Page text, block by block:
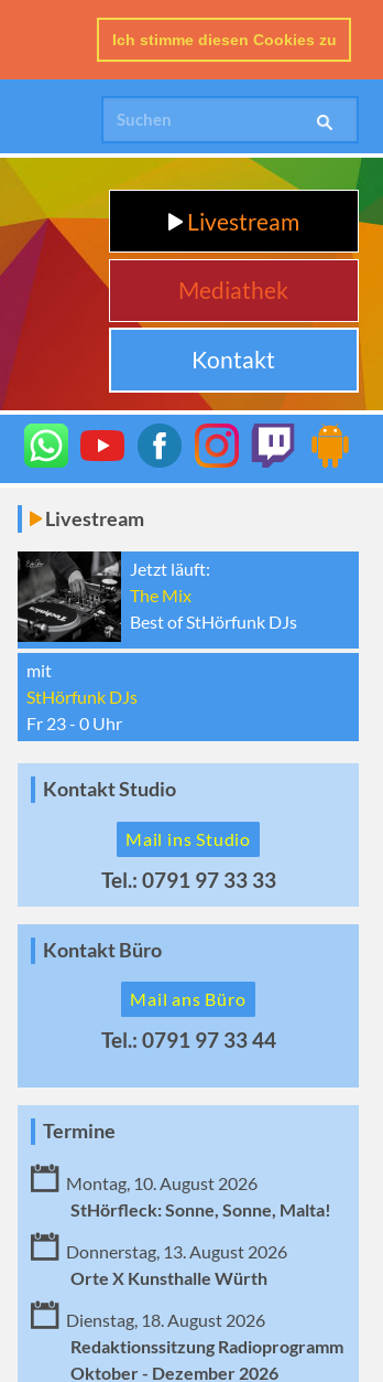
Ich stimme diesen Cookies zu
Livestream
Mediathek
Kontakt
Livestream
Jetzt läuft:
The Mix
Best of StHörfunk DJs
mit
StHörfunk DJs
Fr 23 - 0 Uhr
Kontakt Studio
Mail ins Studio
Tel.: 0791 97 33 33
Kontakt Büro
Mail ans Büro
Tel.: 0791 97 33 44
Termine
Montag, 10. August 2026
StHörfleck: Sonne, Sonne, Malta!
Donnerstag, 13. August 2026
Orte X Kunsthalle Würth
Dienstag, 18. August 2026
Redaktionssitzung Radioprogramm
Oktober - Dezember 2026